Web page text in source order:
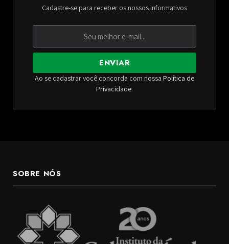
Cadastre-se para receber os nossos informativos
ENVIAR
Ao se cadastrar você concorda com nossa Política de
Privacidade.
SOBRE NÓS